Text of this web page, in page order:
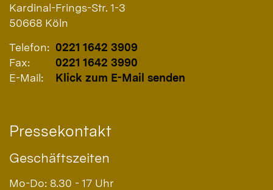
Kardinal-Frings-Str. 1-3
50668 Köln
Telefon: 0221 1642 3909
Fax:
0221 1642 3990
E-Mail:
Klick zum E-Mail senden
Pressekontakt
Geschäftszeiten
Mo-Do: 8.30 - 17 Uhr